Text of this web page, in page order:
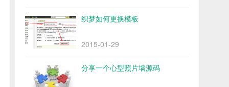
织梦如何更换模板
2015-01-29
分享一个心型照片墙源码